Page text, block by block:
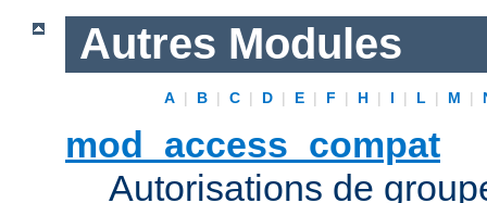
Autres Modules
A | B | C | D | E | F | H | I | L | M |
mod_access_compat
Autorisations de